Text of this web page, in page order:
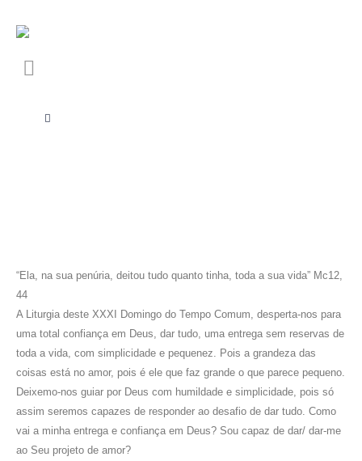
“Ela, na sua penúria, deitou tudo quanto tinha, toda a sua vida” Mc12,
44
A Liturgia deste XXXI Domingo do Tempo Comum, desperta-nos para
uma total confiança em Deus, dar tudo, uma entrega sem reservas de
toda a vida, com simplicidade e pequenez. Pois a grandeza das
coisas está no amor, pois é ele que faz grande o que parece pequeno.
Deixemo-nos guiar por Deus com humildade e simplicidade, pois só
assim seremos capazes de responder ao desafio de dar tudo. Como
vai a minha entrega e confiança em Deus? Sou capaz de dar/ dar-me
ao Seu projeto de amor?